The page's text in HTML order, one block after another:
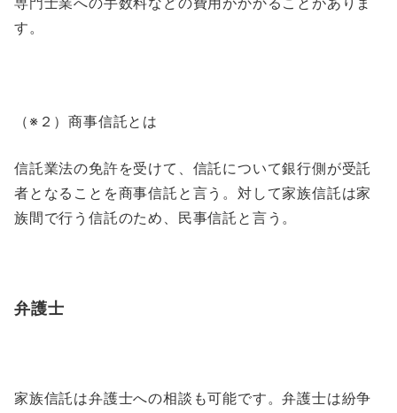
す。
（※２）商事信託とは
信託業法の免許を受けて、信託について銀行側が受託
者となることを商事信託と言う。対して家族信託は家
族間で行う信託のため、民事信託と言う。
弁護士
家族信託は弁護士への相談も可能です。弁護士は紛争